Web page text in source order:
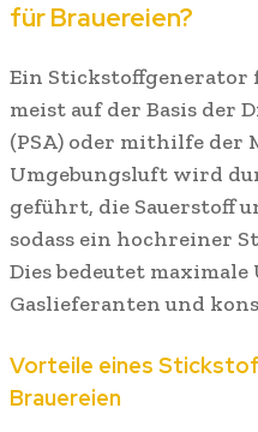
für Brauereien?
Ein Stickstoffgenerator
meist auf der Basis der
(PSA) oder mithilfe der
Umgebungsluft wird
geführt, die Sauerstoff
sodass ein hochreiner
Dies bedeutet
Gaslieferanten und
Vorteile eines
Brauereien